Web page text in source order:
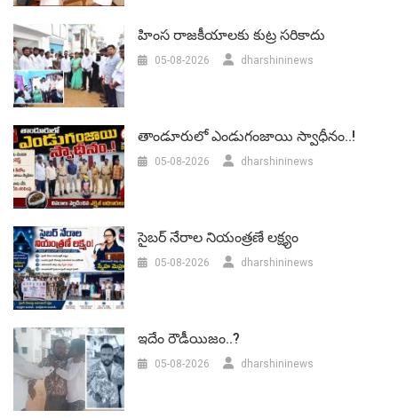
హింస రాజకీయాలకు కుట్ర సరికాదు
05-08-2026 dharshininews
తాండూరులో ఎండుగంజాయి స్వాధీనం..!
05-08-2026 dharshininews
సైబర్ నేరాల నియంత్రణే లక్ష్యం
05-08-2026 dharshininews
ఇదేం రౌడీయిజం..?
05-08-2026 dharshininews